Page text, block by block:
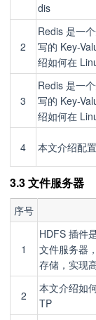
dis
2
Redis 是一
写的 Key-
绍如何在
3
Redis 是一
写的 Key-
绍如何在
4 本文介绍配
3.3 文件服务器
序号
1
HDFS 插件
文件服务器
存储，实现
2
本文介绍如
TP